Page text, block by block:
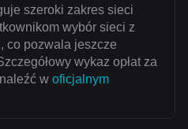
szeroki zakres sieci
wybór sieci z
co pozwala jeszcze
wykaz opłat za
w oficjalnym